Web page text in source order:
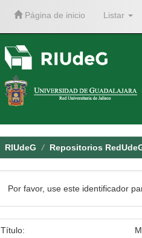
Página de inicio Listar
RIUdeG Repositorios
Por favor, use este identificador
Título: